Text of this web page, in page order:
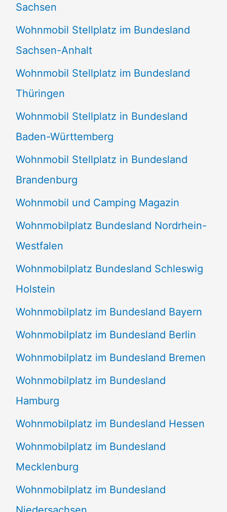
Sachsen
Wohnmobil Stellplatz im Bundesland
Sachsen-Anhalt
Wohnmobil Stellplatz im Bundesland
Thüringen
Wohnmobil Stellplatz in Bundesland
Baden-Württemberg
Wohnmobil Stellplatz in Bundesland
Brandenburg
Wohnmobil und Camping Magazin
Wohnmobilplatz Bundesland Nordrhein-
Westfalen
Wohnmobilplatz Bundesland Schleswig
Holstein
Wohnmobilplatz im Bundesland Bayern
Wohnmobilplatz im Bundesland Berlin
Wohnmobilplatz im Bundesland Bremen
Wohnmobilplatz im Bundesland
Hamburg
Wohnmobilplatz im Bundesland Hessen
Wohnmobilplatz im Bundesland
Mecklenburg
Wohnmobilplatz im Bundesland